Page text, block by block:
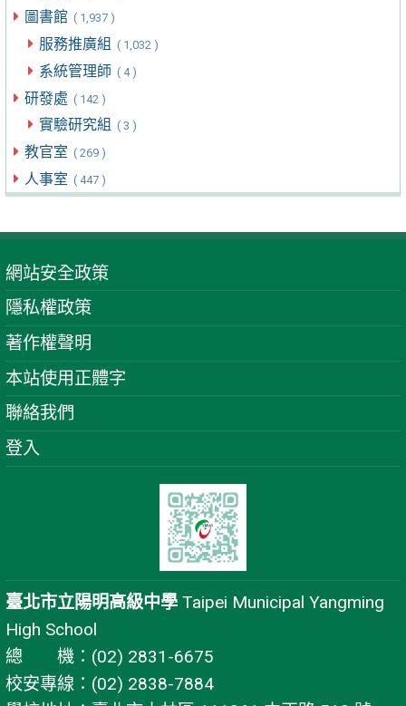
圖書館 ( 1,937 )
服務推廣組 ( 1,032 )
系統管理師 ( 4 )
研發處 ( 142 )
實驗研究組 ( 3 )
教官室 ( 269 )
人事室 ( 447 )
網站安全政策
隱私權政策
著作權聲明
本站使用正體字
聯絡我們
登入
臺北市立陽明高級中學 Taipei Municipal Yangming
High School
總 機：(02) 2831-6675
校安專線：(02) 2838-7884